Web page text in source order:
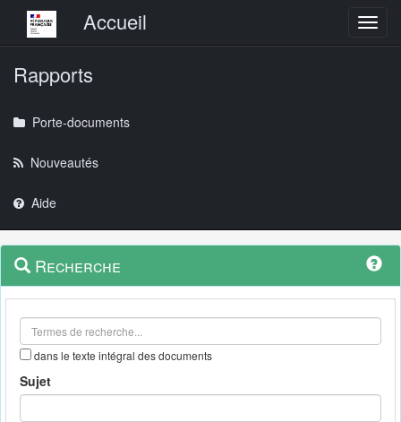
Menu principalAccueil
Rapports
Porte-documents
Nouveautés
Aide
Navigation
outils
Menu
contextuel
Recherche
dans le texte intégral des documents
Sujet